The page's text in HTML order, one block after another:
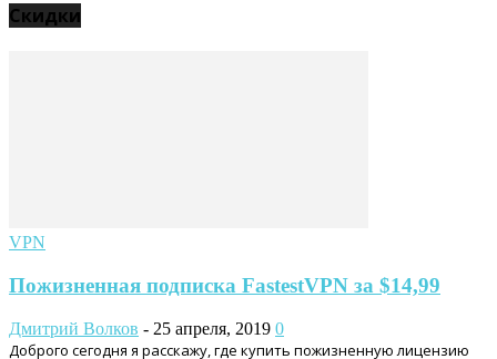
Скидки
VPN
Пожизненная подписка FastestVPN за $14,99
Дмитрий Волков - 25 апреля, 2019 0
Доброго сегодня я расскажу, где купить пожизненную лицензию